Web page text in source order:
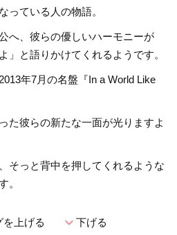
っている人の物語。
へ、彼らの優しいハーモニーが
」と語りかけてくれるようです。
年7月の名盤『In a World Like
た彼らの新たな一面が光りますよ
そっと背中を押してくれるような
。
を上げる expand_more下げる